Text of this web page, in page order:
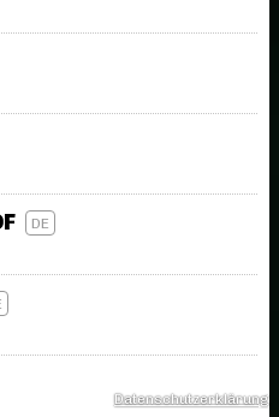
DE
Datenschutzerklärung